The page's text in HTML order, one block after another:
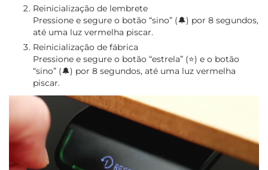
Reinicialização de lembrete
Pressione e segure o botão “sino” (🔔) por 8 segundos,
até uma luz vermelha piscar.
Reinicialização de fábrica
Pressione e segure o botão “estrela” (⭐) e o botão
“sino” (🔔) por 8 segundos, até uma luz vermelha
piscar.